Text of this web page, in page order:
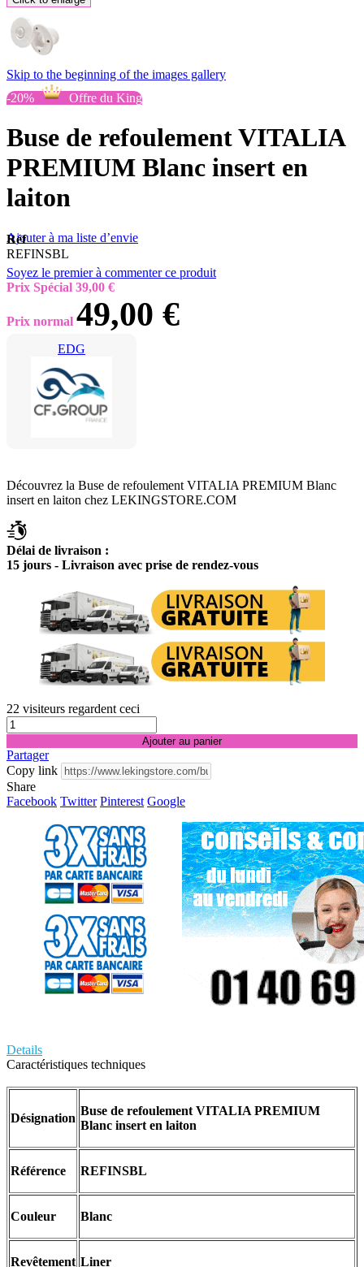
Skip to the beginning of the images gallery
-20%
Offre du King
Buse de refoulement VITALIA
PREMIUM Blanc insert en
laiton
Ajouter à ma liste d’envie
Réf
REFINSBL
Soyez le premier à commenter ce produit
Prix Spécial 39,00 €
Prix normal 49,00 €
EDG
Découvrez la Buse de refoulement VITALIA PREMIUM Blanc
insert en laiton chez LEKINGSTORE.COM
Délai de livraison :
15 jours - Livraison avec prise de rendez-vous
22 visiteurs regardent ceci
Ajouter au panier
Partager
Copy link
Share
Facebook Twitter Pinterest Google
Details
Caractéristiques techniques
Désignation
Buse de refoulement VITALIA PREMIUM
Blanc insert en laiton
Référence REFINSBL
Couleur Blanc
Revêtement Liner